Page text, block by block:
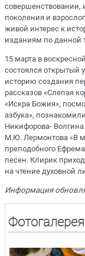
совершенствовании,
поколения и
живой интерес к
изданиям по данной
15 марта в
состоялся открытый
историю создания
рассказов «Слепая
«Искра Божия»,
азбука»,
Никифорова-
М.Ю. Лермонтова «В
преподобного
песен. Клирик
на чтение духовной
Информация
Фотогалерея